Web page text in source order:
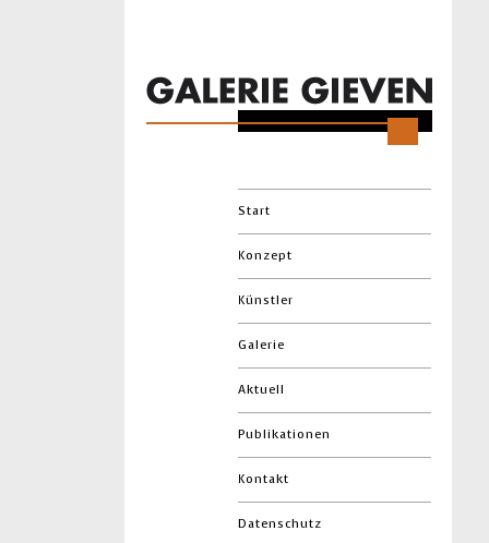
Start
Konzept
Künstler
Galerie
Aktuell
Publikationen
Kontakt
Datenschutz